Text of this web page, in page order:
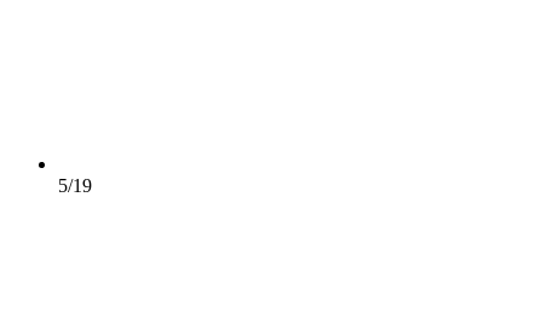
5/19